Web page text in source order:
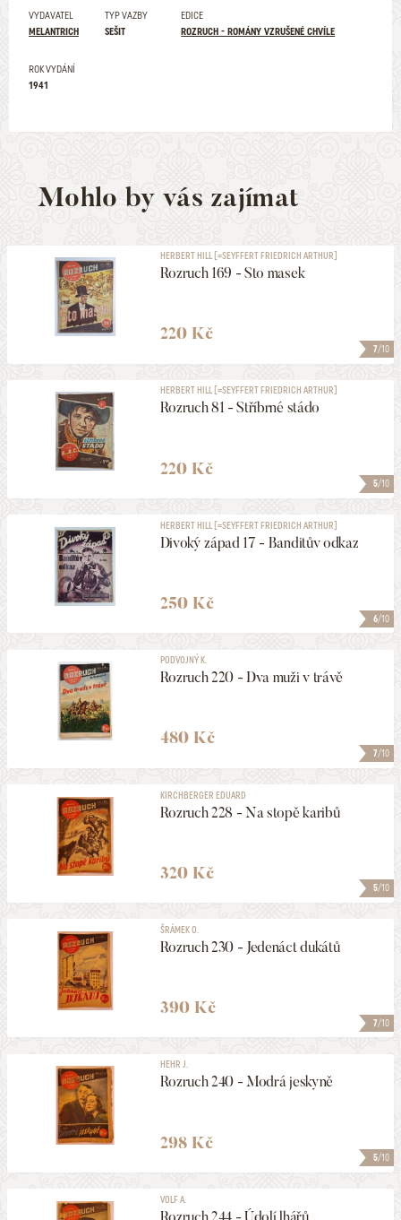
VYDAVATEL
MELANTRICH
TYP VAZBY
SEŠIT
EDICE
ROZRUCH - ROMÁNY VZRUŠENÉ CHVÍLE
ROK VYDÁNÍ
1941
Mohlo by vás zajímat
7/10
HERBERT HILL [=SEYFFERT FRIEDRICH ARTHUR]
Rozruch 169 - Sto masek
220 Kč
5/10
HERBERT HILL [=SEYFFERT FRIEDRICH ARTHUR]
Rozruch 81 - Stříbrné stádo
220 Kč
6/10
HERBERT HILL [=SEYFFERT FRIEDRICH ARTHUR]
Divoký západ 17 - Banditův odkaz
250 Kč
7/10
PODVOJNÝ K.
Rozruch 220 - Dva muži v trávě
480 Kč
5/10
KIRCHBERGER EDUARD
Rozruch 228 - Na stopě karibů
320 Kč
7/10
ŠRÁMEK O.
Rozruch 230 - Jedenáct dukátů
390 Kč
5/10
HEHR J.
Rozruch 240 - Modrá jeskyně
298 Kč
VOLF A.